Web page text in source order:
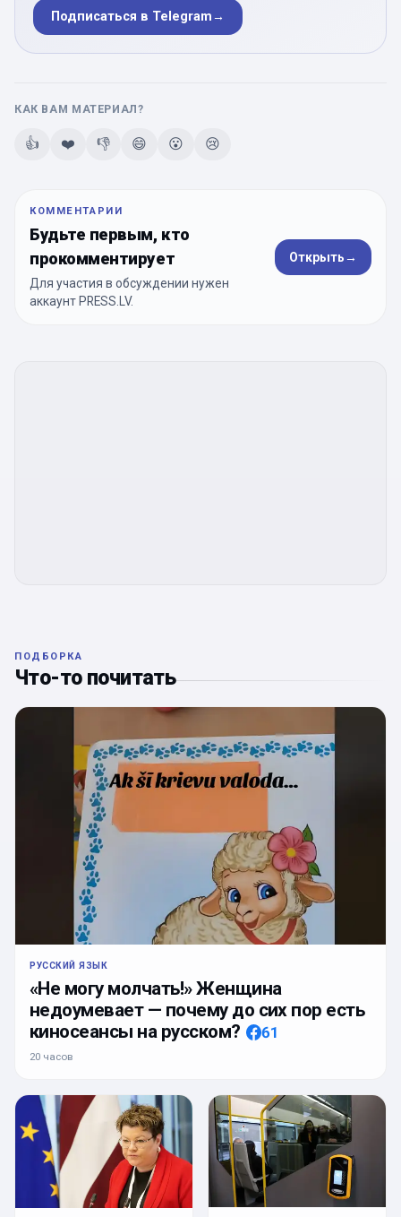
Подписаться в Telegram→
КАК ВАМ МАТЕРИАЛ?
👍 ❤️ 👎 😄 😮 😢
КОММЕНТАРИИ
Будьте первым, кто
прокомментирует
Для участия в обсуждении нужен
аккаунт PRESS.LV.
Открыть→
ПОДБОРКА
Что-то почитать
РУССКИЙ ЯЗЫК
«Не могу молчать!» Женщина
недоумевает — почему до сих пор есть
киносеансы на русском?
61
20 часов